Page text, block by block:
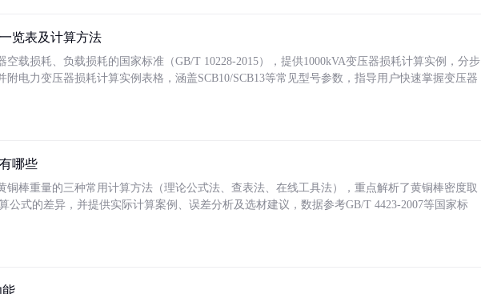
览表及计算方法
空载损耗、负载损耗的国家标准（GB/T 10228-2015），提供1000kVA变压器损耗计算实例，分步
附电力变压器损耗计算实例表格，涵盖SCB10/SCB13等常见型号参数，指导用户快速掌握变压器
哪些
铜棒重量的三种常用计算方法（理论公式法、查表法、在线工具法），重点解析了黄铜棒密度取
公式的差异，并提供实际计算案例、误差分析及选材建议，数据参考GB/T 4423-2007等国家标
能